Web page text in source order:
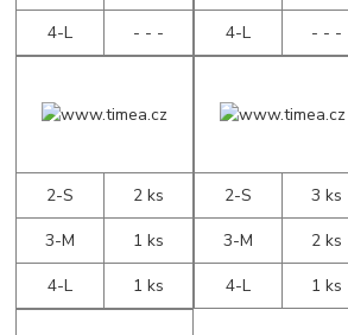
4-L
- - -
4-L
- - -
2-S
2 ks
3-M
1 ks
4-L
1 ks
2-S
3 ks
3-M
2 ks
4-L
1 ks